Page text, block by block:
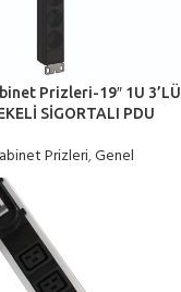
Prizleri-19″ 1U 3’LÜ
SİGORTALI PDU
Prizleri,Genel